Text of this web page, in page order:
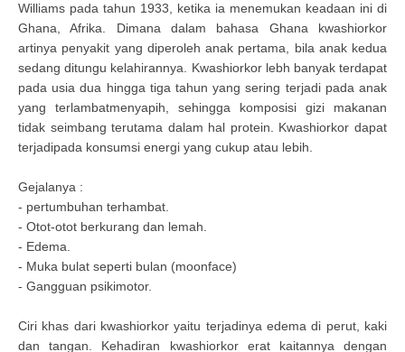
Williams pada tahun 1933, ketika ia menemukan keadaan ini di
Ghana, Afrika. Dimana dalam bahasa Ghana kwashiorkor
artinya penyakit yang diperoleh anak pertama, bila anak kedua
sedang ditungu kelahirannya. Kwashiorkor lebh banyak terdapat
pada usia dua hingga tiga tahun yang sering terjadi pada anak
yang terlambatmenyapih, sehingga komposisi gizi makanan
tidak seimbang terutama dalam hal protein. Kwashiorkor dapat
terjadipada konsumsi energi yang cukup atau lebih.
Gejalanya :
- pertumbuhan terhambat.
- Otot-otot berkurang dan lemah.
- Edema.
- Muka bulat seperti bulan (moonface)
- Gangguan psikimotor.
Ciri khas dari kwashiorkor yaitu terjadinya edema di perut, kaki
dan tangan. Kehadiran kwashiorkor erat kaitannya dengan